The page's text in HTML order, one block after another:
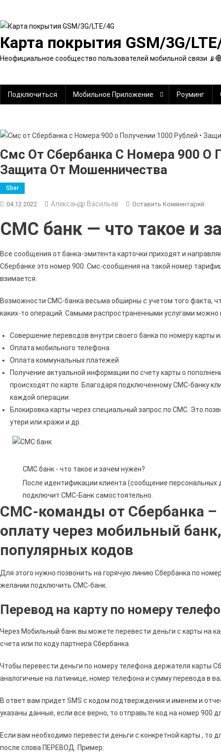
содержимому
Карта покрытия GSM/3G/
Неофициальное сообщество пользователей мобильной связи
Подключиться Мобильное Приложение Роуминг
Смс От Сбербанка С Номера 900 О
Защита От Мошенничества
Sber
04.12.2022 Александр Васильев Оставить Комментарий
От
900
1000
СМС банк — что такое и
Все сообщения от банка-эмитента карточки приходят и
Сбербанке это номер 900. Смс-сообщения на такой номер
взимается.
Возможности СМС-банка весьма обширны с учетом того факта,
каких-то операций. Самыми распространенными услугами можно
Совершение переводов внутри своего банка по номеру карты
Оплата мобильного телефона
Оплата коммунальных платежей
Получение актуальной информации по счету карты о
происходят по карте. Благодаря подключенному СМС-банку
каждой операции.
Блокировка карты через специальный запрос по СМС. Это
утери или кражи и др.
СМС банк - что такое и зачем нужен?
После идентификации клиента (сообщение персональных
подключит СМС-Банк самостоятельно.
СМС-команды от Сбербанка –
оплату через мобильный
популярных кодов
Для этого нужно позвонить на горячую линию Сбербанка по
желании подключить СМС-банк.
Перевод на карту по номеру
Через Мобильный банк вы можете перевести деньги с карты на
счета или по коду партнера Сбербанка.
Чтобы перевести деньги по номеру телефона держателя карты
аналогичные на латинице, номер телефона и сумму перевода в
В ответ вам придет SMS с кодом подтверждения и именем и
указаны данные, если все верно, то отправьте код на номер 900
Если вам необходимо перевести деньги с конкретной карты , то
после слова ПЕРЕВОД. Пример: